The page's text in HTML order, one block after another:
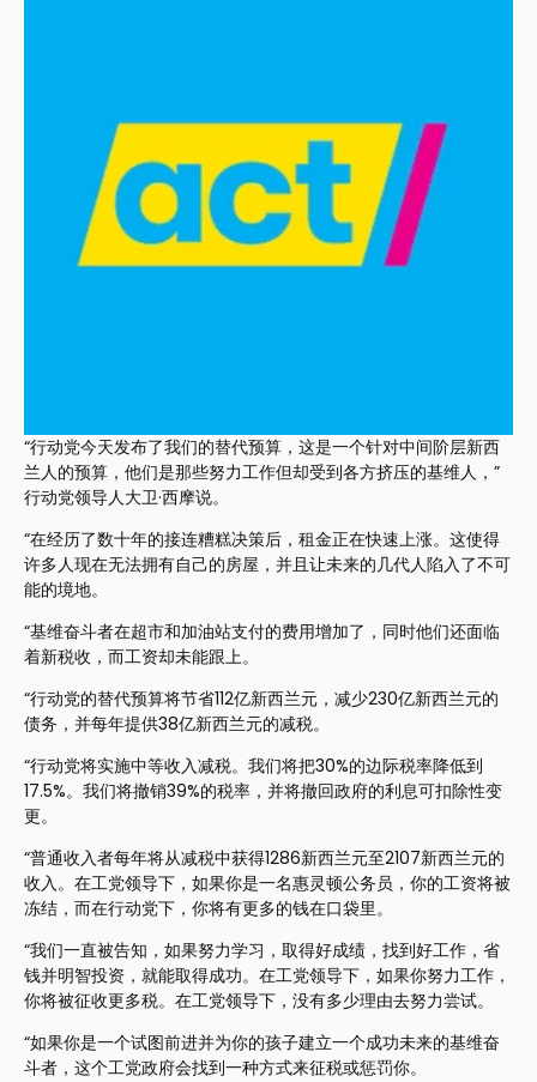
“行动党今天发布了我们的替代预算，这是一个针对中间阶层新西
兰人的预算，他们是那些努力工作但却受到各方挤压的基维人，”
行动党领导人大卫·西摩说。
“在经历了数十年的接连糟糕决策后，租金正在快速上涨。这使得
许多人现在无法拥有自己的房屋，并且让未来的几代人陷入了不可
能的境地。
“基维奋斗者在超市和加油站支付的费用增加了，同时他们还面临
着新税收，而工资却未能跟上。
“行动党的替代预算将节省112亿新西兰元，减少230亿新西兰元的
债务，并每年提供38亿新西兰元的减税。
“行动党将实施中等收入减税。我们将把30%的边际税率降低到
17.5%。我们将撤销39%的税率，并将撤回政府的利息可扣除性变
更。
“普通收入者每年将从减税中获得1286新西兰元至2107新西兰元的
收入。在工党领导下，如果你是一名惠灵顿公务员，你的工资将被
冻结，而在行动党下，你将有更多的钱在口袋里。
“我们一直被告知，如果努力学习，取得好成绩，找到好工作，省
钱并明智投资，就能取得成功。在工党领导下，如果你努力工作，
你将被征收更多税。在工党领导下，没有多少理由去努力尝试。
“如果你是一个试图前进并为你的孩子建立一个成功未来的基维奋
斗者，这个工党政府会找到一种方式来征税或惩罚你。